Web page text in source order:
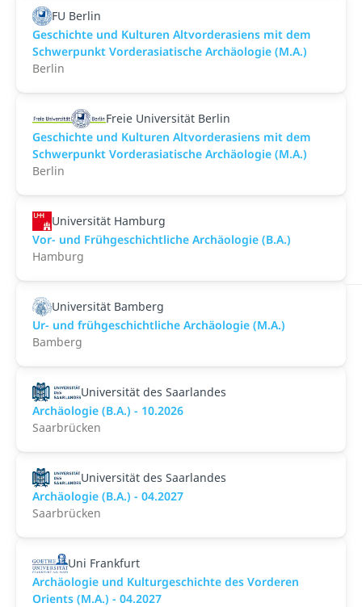
FU Berlin
Geschichte und Kulturen Altvorderasiens mit dem
Schwerpunkt Vorderasiatische Archäologie (M.A.)
Berlin
Freie Universität Berlin
Geschichte und Kulturen Altvorderasiens mit dem
Schwerpunkt Vorderasiatische Archäologie (M.A.)
Berlin
Universität Hamburg
Vor- und Frühgeschichtliche Archäologie (B.A.)
Hamburg
Universität Bamberg
Ur- und frühgeschichtliche Archäologie (M.A.)
Bamberg
Universität des Saarlandes
Archäologie (B.A.) - 10.2026
Saarbrücken
Universität des Saarlandes
Archäologie (B.A.) - 04.2027
Saarbrücken
Uni Frankfurt
Archäologie und Kulturgeschichte des Vorderen
Orients (M.A.) - 04.2027